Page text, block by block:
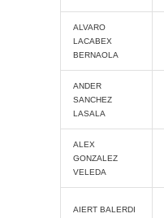
ALVARO
LACABEX
BERNAOLA
ANDER
SANCHEZ
LASALA
ALEX
GONZALEZ
VELEDA
AIERT BALERDI